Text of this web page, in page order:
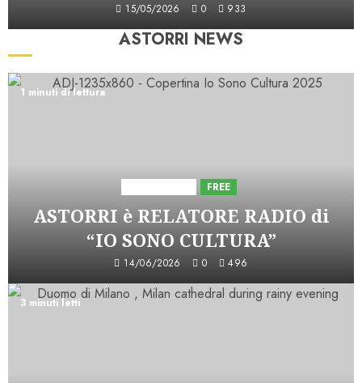
15/05/2026 0 933
ASTORRI NEWS
1 minuti di lettura
FREE
ASTORRI è RELATORE RADIO di
“IO SONO CULTURA”
14/06/2026 0 496
3 minuti letti